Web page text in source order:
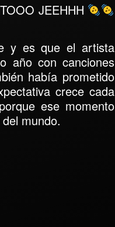
JEEHHH
y es que el artista
año con canciones
había prometido
crece cada
ese momento
mundo.